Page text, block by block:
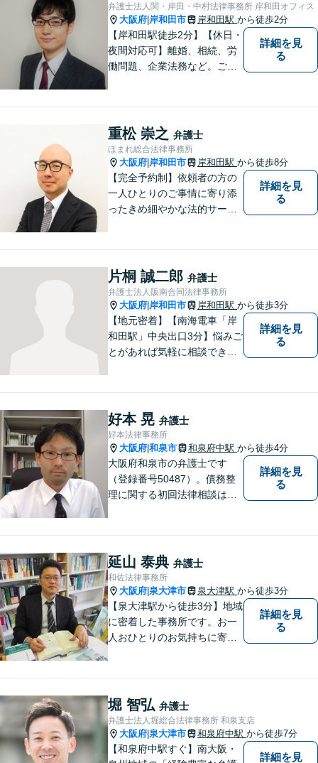
弁護士法人関・岸田・中村法律事務所 岸和田オフィス
大阪府 岸和田市 岸和田駅 から徒歩2分
【岸和田駅徒歩2分】【休日・
夜間対応可】離婚、相続、労
働問題、企業法務など。ご依
はお一人で抱えず、ぜひ弁護
士へご相談ください【完全個
室】
詳細を見
る
重松 崇之 弁護士
ほまれ総合法律事務所
大阪府 岸和田市 岸和田駅 から徒歩8分
【完全予約制】依頼者の方の
一人ひとりのご事情に寄り添
ったきめ細やかな法的サービ
分無料です。
詳細を見
る
片桐 誠二郎 弁護士
弁護士法人阪南合同法律事務所
大阪府 岸和田市 岸和田駅 から徒歩3分
【地元密着】【南海電車「岸
和田駅」中央出口3分】悩みご
とがあれば気軽に相談でき
てもらうように、どうぞお気
軽にご相談ください。
詳細を見
る
好本 晃 弁護士
好本法律事務所
大阪府 和泉市 和泉府中駅 から徒歩4分
大阪府和泉市の弁護士です
（登録番号50487）。債務整
理に関する初回法律相談は無
詳細を見
る
延山 泰典 弁護士
和佐法律事務所
大阪府 泉大津市 泉大津駅 から徒歩3分
【泉大津駅から徒歩3分】地域
に密着した事務所です。お一
人おひとりのお気持ちに寄り
詳細を見
る
堀 智弘 弁護士
弁護士法人堀総合法律事務所 和泉支店
大阪府 泉大津市 和泉府中駅 から徒歩7分
【和泉府中駅すぐ】南大阪・
詳細を見